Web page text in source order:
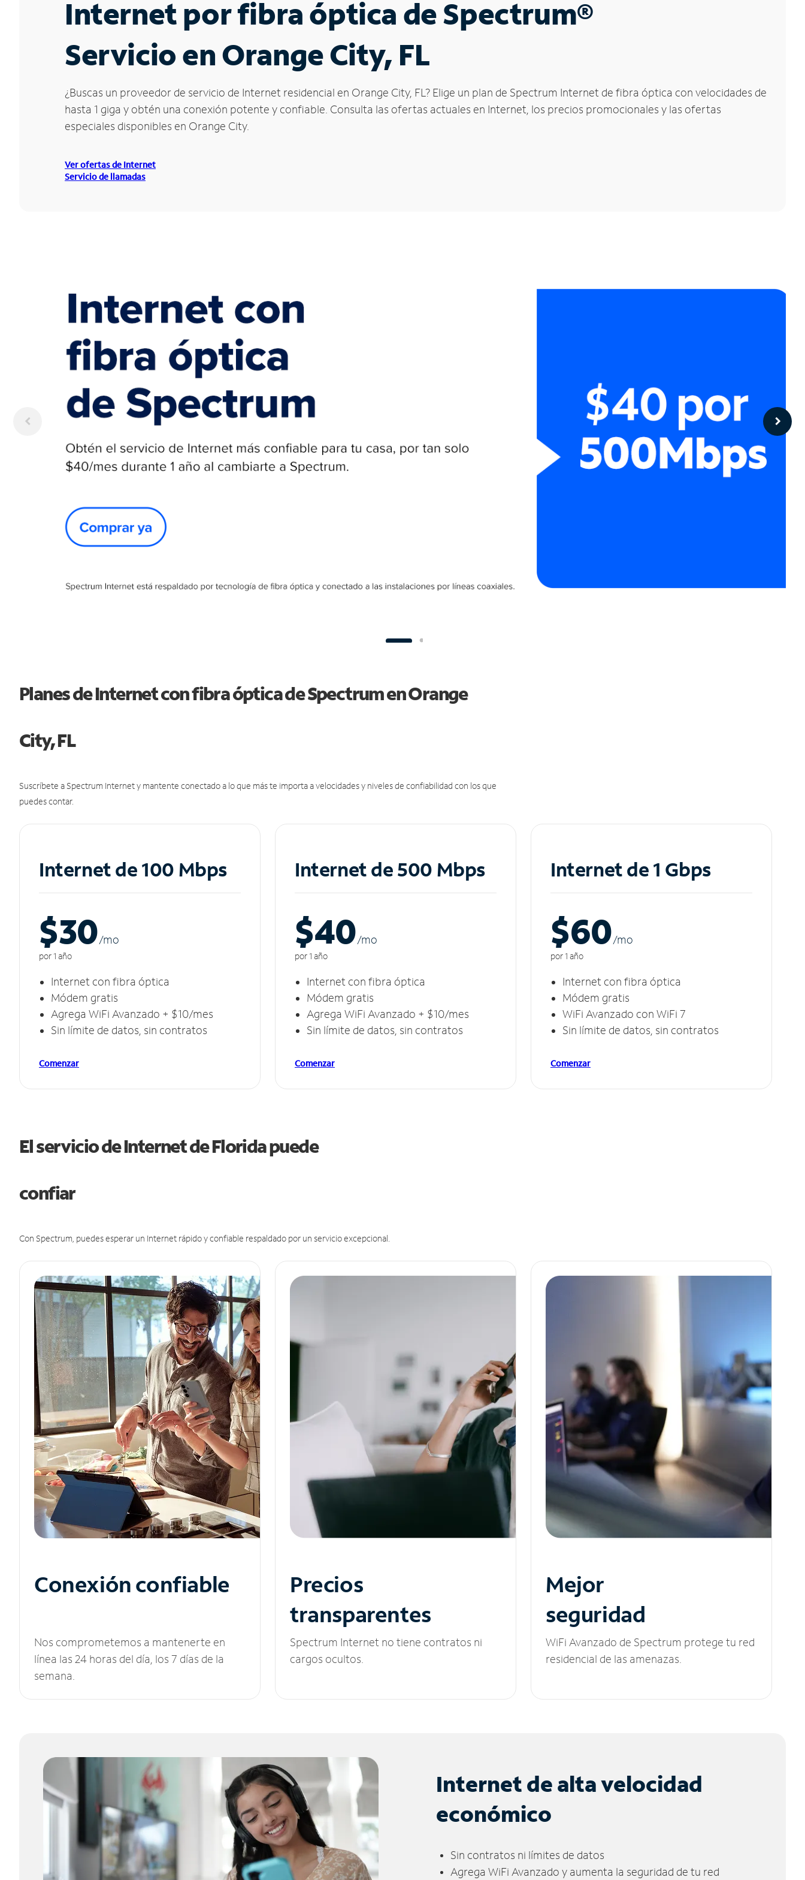
Internet por fibra óptica de Spectrum®
Servicio en Orange City, FL
¿Buscas un proveedor de servicio de Internet residencial en Orange City, FL? Elige un plan de Spectrum Internet de fibra óptica con velocidades de
hasta 1 giga y obtén una conexión potente y confiable. Consulta las ofertas actuales en Internet, los precios promocionales y las ofertas
especiales disponibles en Orange City.
Ver ofertas de Internet
Servicio de llamadas
Planes de Internet con fibra óptica de Spectrum en Orange
City, FL
Suscríbete a Spectrum Internet y mantente conectado a lo que más te importa a velocidades y niveles de confiabilidad con los que
puedes contar.
Internet de 100 Mbps
$30/mo
por 1 año
Internet con fibra óptica
Módem gratis
Agrega WiFi Avanzado + $10/mes
Sin límite de datos, sin contratos
Comenzar
Internet de 500 Mbps
$40/mo
por 1 año
Internet con fibra óptica
Módem gratis
Agrega WiFi Avanzado + $10/mes
Sin límite de datos, sin contratos
Comenzar
Internet de 1 Gbps
$60/mo
por 1 año
Internet con fibra óptica
Módem gratis
WiFi Avanzado con WiFi 7
Sin límite de datos, sin contratos
Comenzar
El servicio de Internet de Florida puede
confiar
Con Spectrum, puedes esperar un Internet rápido y confiable respaldado por un servicio excepcional.
Conexión confiable
Nos comprometemos a mantenerte en
línea las 24 horas del día, los 7 días de la
semana.
Precios
transparentes
Spectrum Internet no tiene contratos ni
cargos ocultos.
Mejor
seguridad
WiFi Avanzado de Spectrum protege tu red
residencial de las amenazas.
Internet de alta velocidad
económico
Sin contratos ni límites de datos
Agrega WiFi Avanzado y aumenta la seguridad de tu red